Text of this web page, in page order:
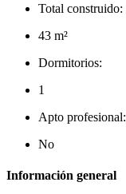
Total construido:
43 m²
Dormitorios:
1
Apto profesional:
No
Información general